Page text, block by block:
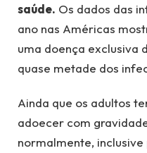
saúde. Os dados das
ano nas Américas
uma doença exclusiva
quase metade dos
Ainda que os adultos
adoecer com
normalmente, inclusive